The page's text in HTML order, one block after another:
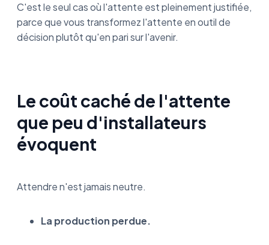
C'est le seul cas où l'attente est pleinement justifiée,
parce que vous transformez l'attente en outil de
décision plutôt qu'en pari sur l'avenir.
Le coût caché de l'attente
que peu d'installateurs
évoquent
Attendre n'est jamais neutre.
La production perdue.